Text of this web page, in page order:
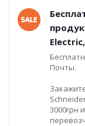
Почты.
3000грн